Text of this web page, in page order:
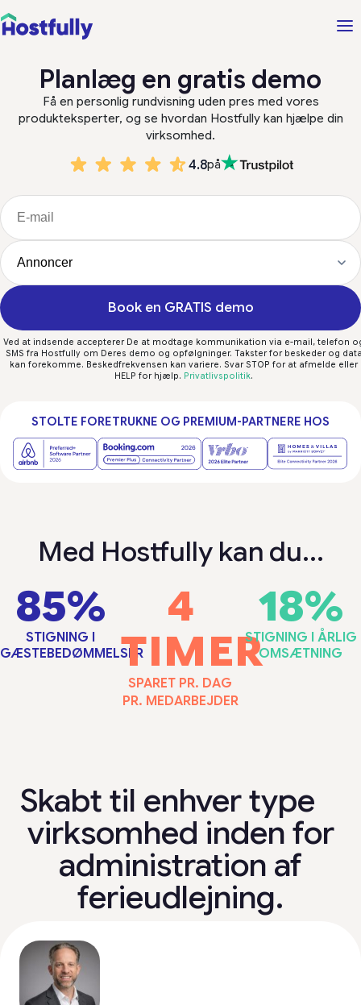
Planlæg en gratis demo
Få en personlig rundvisning uden pres med vores
produkteksperter, og se hvordan Hostfully kan hjælpe din
virksomhed.
4.8på
Book en GRATIS demo
Ved at indsende accepterer De at modtage kommunikation via e-mail, telefon
SMS fra Hostfully om Deres demo og opfølgninger. Takster for beskeder og
kan forekomme. Beskedfrekvensen kan variere. Svar STOP for at afmelde eller
HELP for hjælp. Privatlivspolitik.
STOLTE FORETRUKNE OG PREMIUM-PARTNERE HOS
Med Hostfully kan du...
85%
STIGNING I
GÆSTEBEDØMMELSER
4
TIMER
SPARET PR. DAG
PR. MEDARBEJDER
18%
STIGNING I ÅRLIG
OMSÆTNING
Skabt til enhver type
virksomhed inden for
administration af
ferieudlejning.